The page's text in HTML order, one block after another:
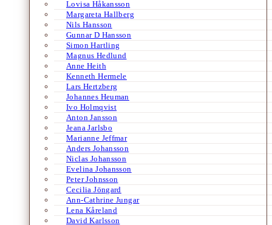
Lovisa Håkansson
Margareta Hallberg
Nils Hansson
Gunnar D Hansson
Simon Hartling
Magnus Hedlund
Anne Heith
Kenneth Hermele
Lars Hertzberg
Johannes Heuman
Ivo Holmqvist
Anton Jansson
Jeana Jarlsbo
Marianne Jeffmar
Anders Johansson
Niclas Johansson
Evelina Johansson
Peter Johnsson
Cecilia Jöngard
Ann-Cathrine Jungar
Lena Kåreland
David Karlsson